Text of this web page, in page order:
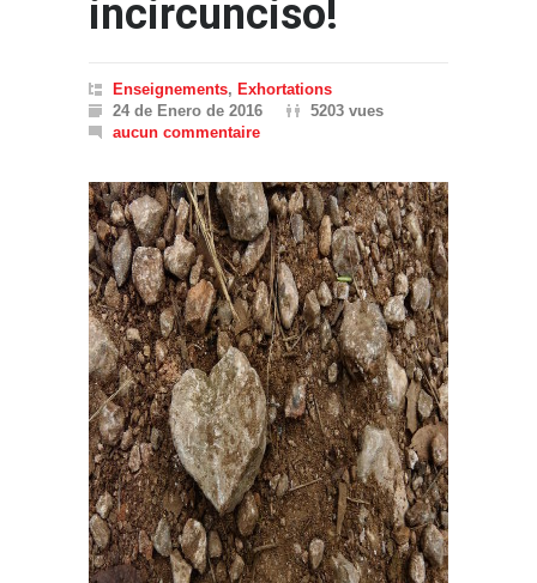
incircunciso!
Enseignements, Exhortations
24 de Enero de 2016
5203 vues
aucun commentaire